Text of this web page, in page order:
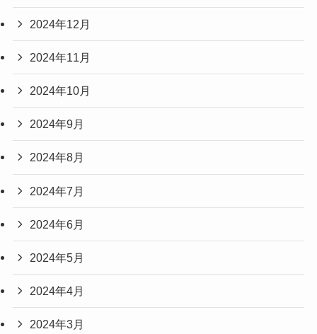
2024年12月
2024年11月
2024年10月
2024年9月
2024年8月
2024年7月
2024年6月
2024年5月
2024年4月
2024年3月